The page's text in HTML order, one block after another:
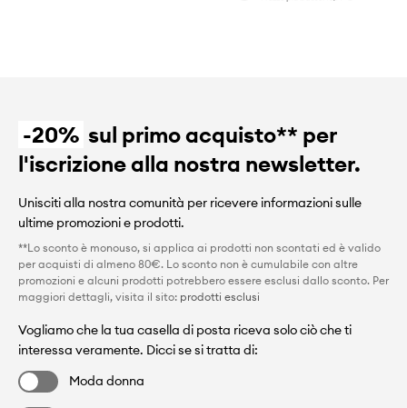
-20% sul primo acquisto** per
l'iscrizione alla nostra newsletter.
Unisciti alla nostra comunità per ricevere informazioni sulle
ultime promozioni e prodotti.
**Lo sconto è monouso, si applica ai prodotti non scontati ed è valido
per acquisti di almeno 80€. Lo sconto non è cumulabile con altre
promozioni e alcuni prodotti potrebbero essere esclusi dallo sconto. Per
maggiori dettagli, visita il sito: prodotti esclusi
Vogliamo che la tua casella di posta riceva solo ciò che ti
interessa veramente. Dicci se si tratta di:
Moda donna